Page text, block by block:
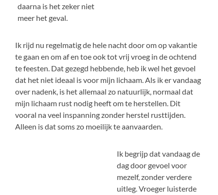
daarna is het zeker niet
meer het geval.
Ik rijd nu regelmatig de hele nacht door om op vakantie
te gaan en om af en toe ook tot vrij vroeg in de ochtend
te feesten. Dat gezegd hebbende, heb ik wel het gevoel
dat het niet ideaal is voor mijn lichaam. Als ik er vandaag
over nadenk, is het allemaal zo natuurlijk, normaal dat
mijn lichaam rust nodig heeft om te herstellen. Dit
vooral na veel inspanning zonder herstel rusttijden.
Alleen is dat soms zo moeilijk te aanvaarden.
Ik begrijp dat vandaag de
dag door gevoel voor
mezelf, zonder verdere
uitleg. Vroeger luisterde